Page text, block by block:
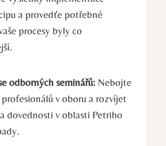
a provedťe ‌potřebné
procesy byly co
odborných seminářů: Nebojte
v oboru a rozvíjet
dovednosti v‍ oblasti Petriho